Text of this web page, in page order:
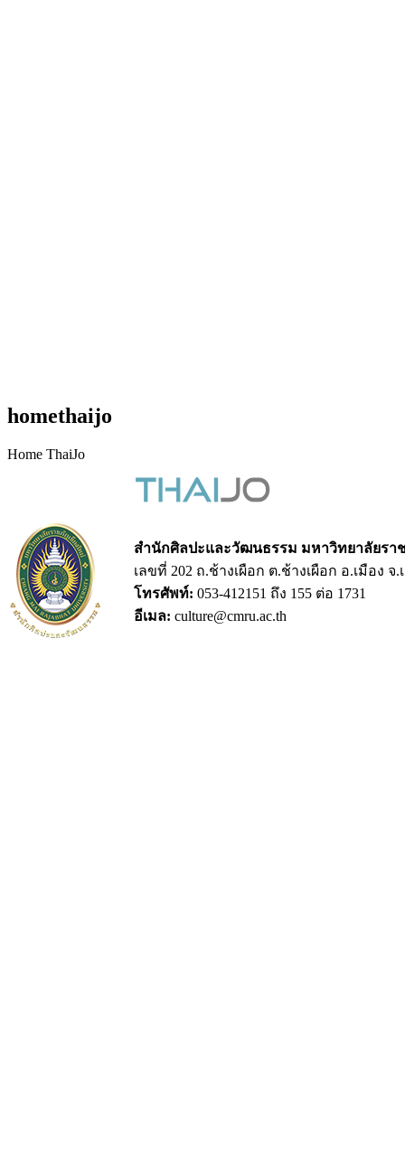
homethaijo
Home ThaiJo
สำนักศิลปะและวัฒนธรรม มหาวิทยาลัยรา
เลขที่ 202 ถ.ช้างเผือก ต.ช้างเผือก อ.เมือง จ.
โทรศัพท์: 053-412151 ถึง 155 ต่อ 1731
อีเมล: culture@cmru.ac.th